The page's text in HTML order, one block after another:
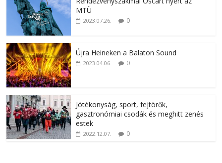
MTÜ
2023.07.26. 0
Újra Heineken a Balaton Sound
2023.04.06. 0
Jótékonyság, sport, fejtörők,
gasztronómiai csodák és meghitt zenés
estek
2022.12.07. 0